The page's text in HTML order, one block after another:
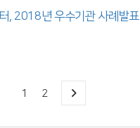
, 2018년 우수기관 사례발표
1 2